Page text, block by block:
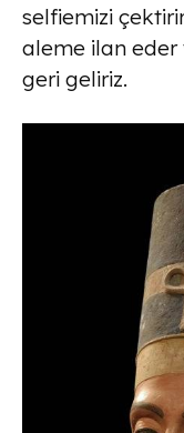
selfiemizi
aleme ilan
geri geliriz.